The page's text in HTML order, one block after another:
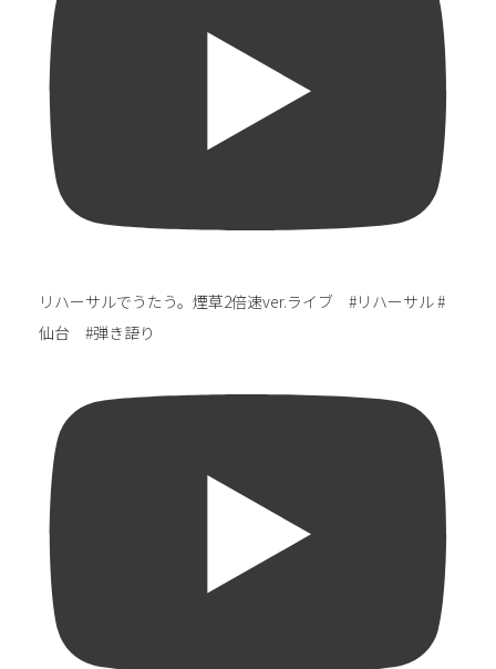
リハーサルでうたう。煙草2倍速ver.ライブ #リハーサル #
仙台 #弾き語り